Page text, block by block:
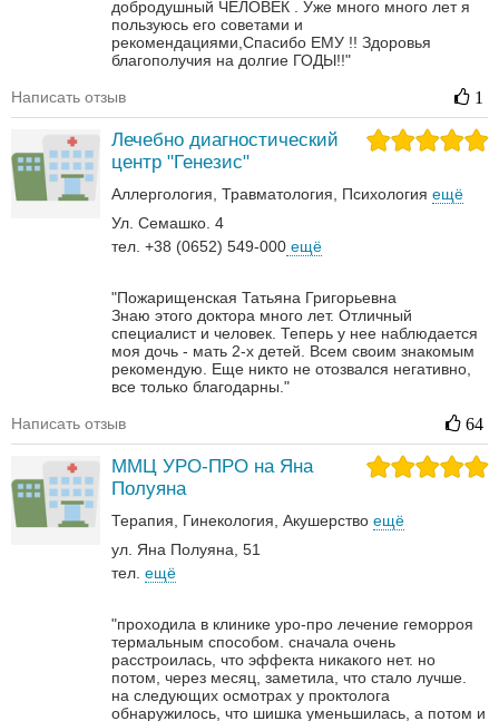
добродушный ЧЕЛОВЕК . Уже много много лет я
пользуюсь его советами и
рекомендациями,Спасибо ЕМУ !! Здоровья
благополучия на долгие ГОДЫ!!"
Написать отзыв 1
Лечебно диагностический
центр "Генезис"
Аллергология Травматология Психология ещё
Ул. Семашко. 4
тел. +38 (0652) 549-000 ещё
"Пожарищенская Татьяна Григорьевна
Знаю этого доктора много лет. Отличный
специалист и человек. Теперь у нее наблюдается
моя дочь - мать 2-х детей. Всем своим знакомым
рекомендую. Еще никто не отозвался негативно,
все только благодарны."
Написать отзыв 64
ММЦ УРО-ПРО на Яна
Полуяна
Терапия Гинекология Акушерство ещё
ул. Яна Полуяна, 51
тел. ещё
"проходила в клинике уро-про лечение геморроя
термальным способом. сначала очень
расстроилась, что эффекта никакого нет. но
потом, через месяц, заметила, что стало лучше.
на следующих осмотрах у проктолога
обнаружилось, что шишка уменьшилась, а потом и